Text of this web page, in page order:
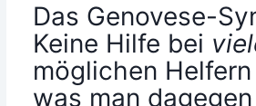
Das Genovese-
Keine Hilfe bei
möglichen
was man